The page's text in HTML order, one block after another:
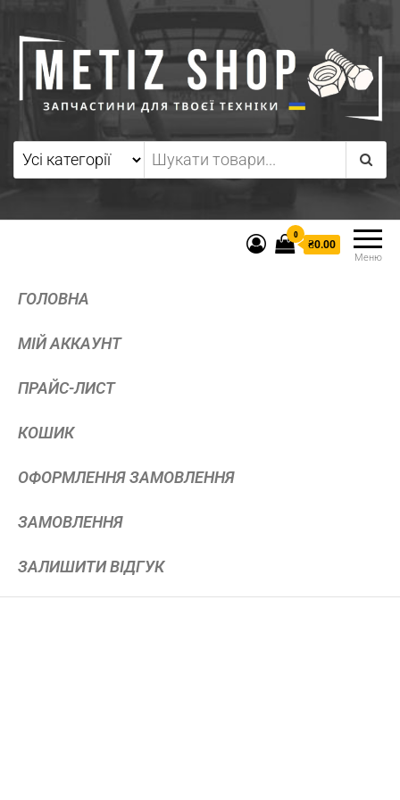
Меню
0
₴0.00
ГОЛОВНА
МІЙ АККАУНТ
ПРАЙС-ЛИСТ
КОШИК
ОФОРМЛЕННЯ ЗАМОВЛЕННЯ
ЗАМОВЛЕННЯ
ЗАЛИШИТИ ВІДГУК